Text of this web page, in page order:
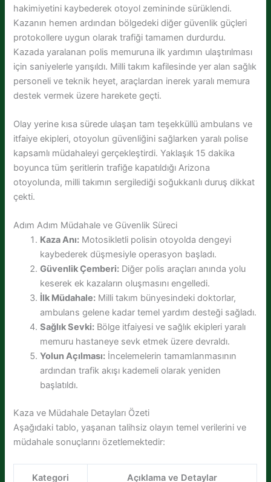
hakimiyetini kaybederek otoyol zemininde sürüklendi.
Kazanın hemen ardından bölgedeki diğer güvenlik güçleri
protokollere uygun olarak trafiği tamamen durdurdu.
Kazada yaralanan polis memuruna ilk yardımın ulaştırılması
için saniyelerle yarışıldı. Milli takım kafilesinde yer alan sağlık
personeli ve teknik heyet, araçlardan inerek yaralı memura
destek vermek üzere harekete geçti.
Olay yerine kısa sürede ulaşan tam teşekküllü ambulans ve
itfaiye ekipleri, otoyolun güvenliğini sağlarken yaralı polise
kapsamlı müdahaleyi gerçekleştirdi. Yaklaşık 15 dakika
boyunca tüm şeritlerin trafiğe kapatıldığı Arizona
otoyolunda, milli takımın sergilediği soğukkanlı duruş dikkat
çekti.
Adım Adım Müdahale ve Güvenlik Süreci
Kaza Anı: Motosikletli polisin otoyolda dengeyi
kaybederek düşmesiyle operasyon başladı.
Güvenlik Çemberi: Diğer polis araçları anında yolu
keserek ek kazaların oluşmasını engelledi.
İlk Müdahale: Milli takım bünyesindeki doktorlar,
ambulans gelene kadar temel yardım desteği sağladı.
Sağlık Sevki: Bölge itfaiyesi ve sağlık ekipleri yaralı
memuru hastaneye sevk etmek üzere devraldı.
Yolun Açılması: İncelemelerin tamamlanmasının
ardından trafik akışı kademeli olarak yeniden
başlatıldı.
Kaza ve Müdahale Detayları Özeti
Aşağıdaki tablo, yaşanan talihsiz olayın temel verilerini ve
müdahale sonuçlarını özetlemektedir:
Kategori Açıklama ve Detaylar